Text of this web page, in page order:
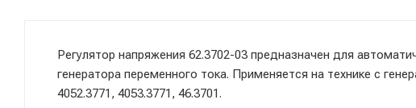
Регулятор напряжения 62.3702-03 предназначен для
генератора переменного тока. Применяется на технике с
4052.3771, 4053.3771, 46.3701.